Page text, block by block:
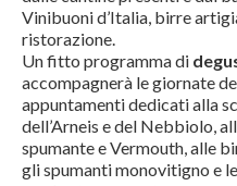
Vinibuoni d’Italia, birre
ristorazione.
Un fitto programma di
accompagnerà le giornate
appuntamenti dedicati alla
dell’Arneis e del Nebbiolo,
spumante e Vermouth, alle
gli spumanti monovitigno e